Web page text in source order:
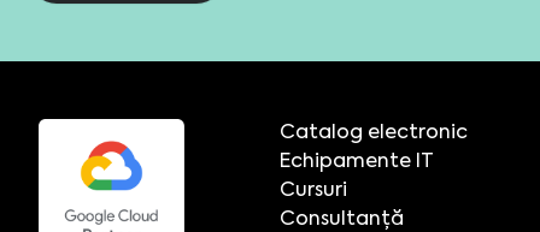
Catalog electronic
Echipamente IT
Cursuri
Consultanță